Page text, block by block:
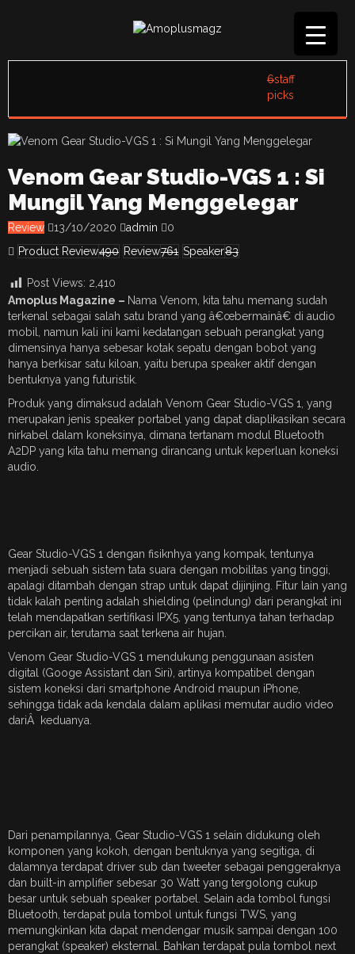
6staff
picks
Venom Gear Studio-VGS 1 : Si
Mungil Yang Menggelegar
Review 13/10/2020 admin
0
Product Review490 Review761 Speaker83
Post Views: 2,410
Amoplus Magazine – Nama Venom, kita tahu memang sudah
terkenal sebagai salah satu brand yang â€œbermainâ€ di audio
mobil, namun kali ini kami kedatangan sebuah perangkat yang
dimensinya hanya sebesar kotak sepatu dengan bobot yang
hanya berkisar satu kiloan, yaitu berupa speaker aktif dengan
bentuknya yang futuristik.
Produk yang dimaksud adalah Venom Gear Studio-VGS 1, yang
merupakan jenis speaker portabel yang dapat diaplikasikan secara
nirkabel dalam koneksinya, dimana tertanam modul Bluetooth
A2DP yang kita tahu memang dirancang untuk keperluan koneksi
audio.
Gear Studio-VGS 1 dengan fisiknhya yang kompak, tentunya
menjadi sebuah sistem tata suara dengan mobilitas yang tinggi,
apalagi ditambah dengan strap untuk dapat dijinjing. Fitur lain yang
tidak kalah penting adalah shielding (pelindung) dari perangkat ini
telah mendapatkan sertifikasi IPX5, yang tentunya tahan terhadap
percikan air, terutama saat terkena air hujan.
Venom Gear Studio-VGS 1 mendukung penggunaan asisten
digital (Googe Assistant dan Siri), artinya kompatibel dengan
sistem koneksi dari smartphone Android maupun iPhone,
sehingga tidak ada kendala dalam aplikasi memutar audio video
dariÂ keduanya.
Dari penampilannya, Gear Studio-VGS 1 selain didukung oleh
komponen yang kokoh, dengan bentuknya yang segitiga, di
dalamnya terdapat driver sub dan tweeter sebagai penggeraknya
dan built-in amplifier sebesar 30 Watt yang tergolong cukup
besar untuk sebuah speaker portabel. Selain ada tombol fungsi
Bluetooth, terdapat pula tombol untuk fungsi TWS, yang
memungkinkan kita dapat mendengar musik sampai dengan 100
perangkat (speaker) eksternal. Bahkan terdapat pula tombol next